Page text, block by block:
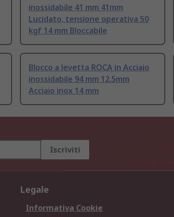
inossidabile 41 mm 41mm
Lucidato, tensione operativa 50
kgf 14 mm Bloccabile
Blocco a levetta ROCA in Acciaio
inossidabile 94 mm 12.5mm
Acciaio inox 14 mm
Iscriviti
Legale
Informativa Cookie